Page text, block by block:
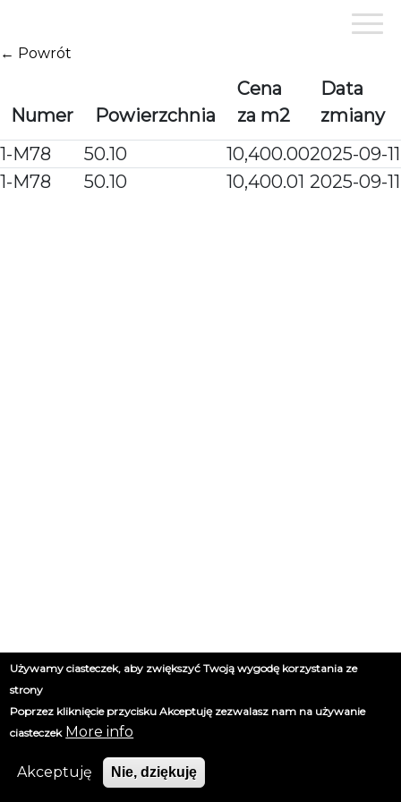
treści
← Powrót
Numer Powierzchnia
Cena
za m2
Data
zmiany
1-M78
50.10 10,400.002025-09-11
1-M78
50.10 10,400.01 2025-09-11
Używamy ciasteczek, aby zwiększyć Twoją wygodę korzystania ze
strony
Poprzez kliknięcie przycisku Akceptuję zezwalasz nam na używanie
ciasteczek More info
Akceptuję Nie, dziękuję